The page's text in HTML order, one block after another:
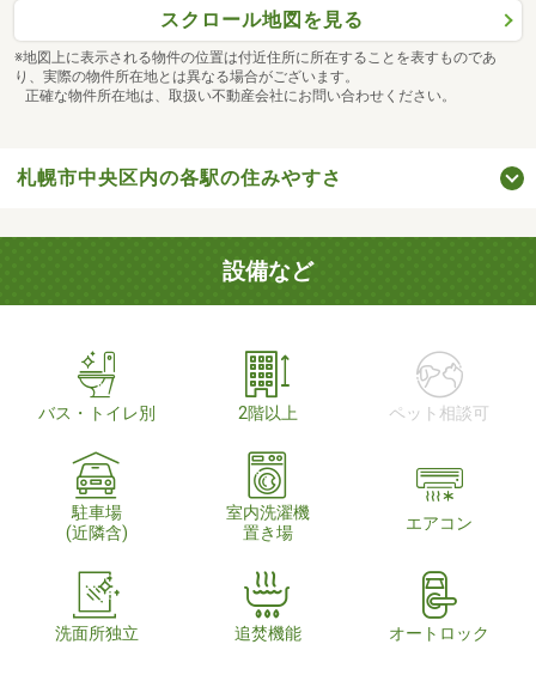
スクロール地図を見る
※地図上に表示される物件の位置は付近住所に所在することを表すものであ
り、実際の物件所在地とは異なる場合がございます。
正確な物件所在地は、取扱い不動産会社にお問い合わせください。
札幌市中央区内の各駅の住みやすさ
設備など
バス・トイレ別 2階以上 ペット相談可
駐車場
(近隣含)
室内洗濯機
置き場
エアコン
洗面所独立 追焚機能 オートロック